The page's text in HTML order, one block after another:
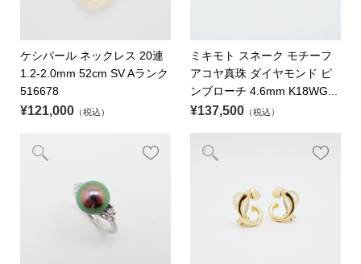
ケシパール ネックレス 20連
1.2-2.0mm 52cm SV Aランク
516678
¥121,000（税込）
ミキモト スネーク モチーフ
アコヤ真珠 ダイヤモンド ピ
ンブローチ 4.6mm K18WG...
¥137,500 （税込）